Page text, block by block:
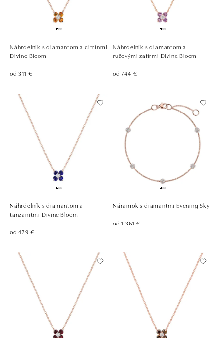
Náhrdelník s diamantom a citrínmi
Divine Bloom
od 311 €
Náhrdelník s diamantom a
ružovými zafírmi Divine Bloom
od 744 €
Náhrdelník s diamantom a
tanzanitmi Divine Bloom
od 479 €
Náramok s diamantmi Evening Sky
od 1 361 €